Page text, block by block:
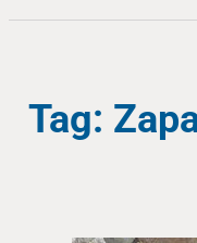
Tag: